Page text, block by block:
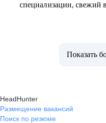
специализации, свежий
Показать
HeadHunter
Размещение вакансий
Поиск по резюме